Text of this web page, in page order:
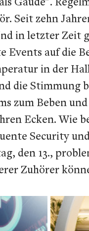
Seit zehn
in letzter Zeit
Events auf die
in der
die Stimmung
zum Beben
Ecken. Wie
Security
den 13.,
Zuhörer